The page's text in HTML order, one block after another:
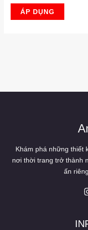
ÁP DỤNG
Khám phá những thiết
nơi thời trang trở thành
ấn